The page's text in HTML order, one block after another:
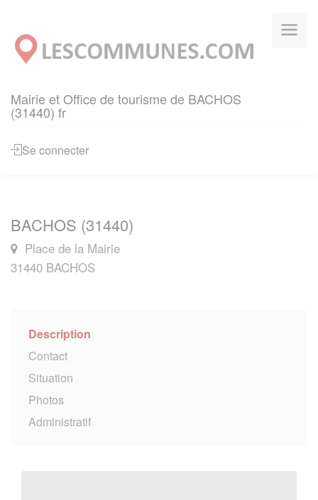
Mairie et Office de tourisme de BACHOS
(31440) fr
Se connecter
BACHOS (31440)
Place de la Mairie
31440 BACHOS
Description
Contact
Situation
Photos
Administratif